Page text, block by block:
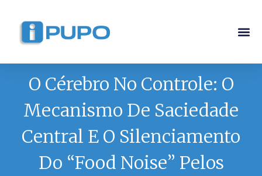
O Cérebro No Controle: O
Mecanismo De Saciedade
Central E O Silenciamento
Do “Food Noise” Pelos